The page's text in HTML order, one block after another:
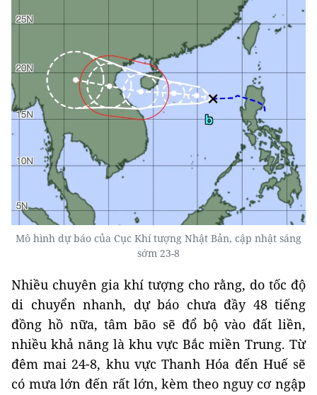
Mô hình dự báo của Cục Khí tượng Nhật Bản, cập nhật sáng
sớm 23-8
Nhiều chuyên gia khí tượng cho rằng, do tốc độ
di chuyển nhanh, dự báo chưa đầy 48 tiếng
đồng hồ nữa, tâm bão sẽ đổ bộ vào đất liền,
nhiều khả năng là khu vực Bắc miền Trung. Từ
đêm mai 24-8, khu vực Thanh Hóa đến Huế sẽ
có mưa lớn đến rất lớn, kèm theo nguy cơ ngập